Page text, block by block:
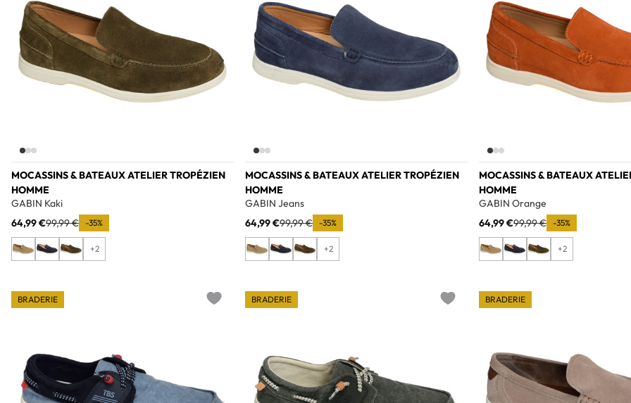
MOCASSINS & BATEAUX ATELIER TROPÉZIEN
HOMME
GABIN Kaki
64,99 €99,99 € -35%
+2
MOCASSINS & BATEAUX ATELIER TROPÉZIEN
HOMME
GABIN Jeans
64,99 €99,99 € -35%
+2
MOCASSINS & BATEAUX
HOMME
GABIN Orange
64,99 €99,99 € -35%
+2
BRADERIE BRADERIE BRADERIE